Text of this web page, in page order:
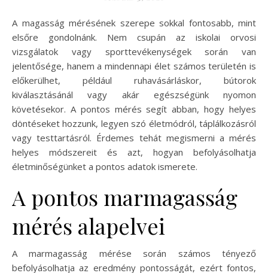
A magasság mérésének szerepe sokkal fontosabb, mint
elsőre gondolnánk. Nem csupán az iskolai orvosi
vizsgálatok vagy sporttevékenységek során van
jelentősége, hanem a mindennapi élet számos területén is
előkerülhet, például ruhavásárláskor, bútorok
kiválasztásánál vagy akár egészségünk nyomon
követésekor. A pontos mérés segít abban, hogy helyes
döntéseket hozzunk, legyen szó életmódról, táplálkozásról
vagy testtartásról. Érdemes tehát megismerni a mérés
helyes módszereit és azt, hogyan befolyásolhatja
életminőségünket a pontos adatok ismerete.
A pontos marmagasság
mérés alapelvei
A marmagasság mérése során számos tényező
befolyásolhatja az eredmény pontosságát, ezért fontos,